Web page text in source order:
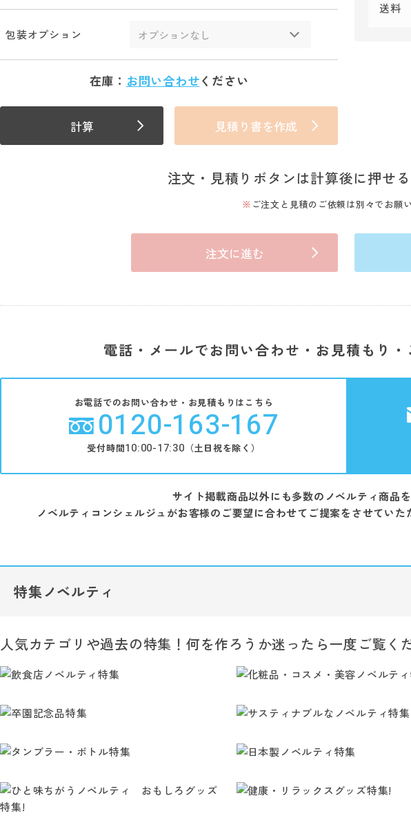
包装オプション
在庫： お問い合わせください
計算 見積り書を作成
送料
注文・見積りボタンは計算後に押せ
ご注文と見積のご依頼は別々でお願
注文に進む
電話・メールでお問い合わせ・お見積もり
お電話でのお問い合わせ・お見積もりはこちら
0120-163-167
受付時間10:00-17:30 （土日祝を除く）
サイト掲載商品以外にも多数のノベルティ商品
ノベルティコンシェルジュがお客様のご要望に合わせてご提案をさせてい
特集ノベルティ
人気カテゴリや過去の特集！何を作ろうか迷ったら一度ご覧く